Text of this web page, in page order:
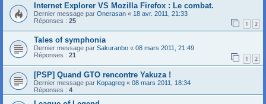
Internet Explorer VS Mozilla Firefox : Le combat.
Dernier message par Onerasan « 18 avr. 2011, 21:33
Réponses : 25 1 2
Tales of symphonia
Dernier message par Sakuranbo « 08 mars 2011, 21:49
Réponses : 21 1 2
[PSP] Quand GTO rencontre Yakuza !
Dernier message par Kopagreg « 08 mars 2011, 18:34
Réponses : 4